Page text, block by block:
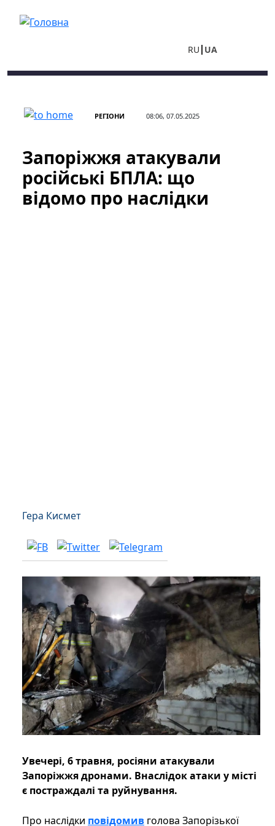
RU UA
РЕГІОНИ 08:06, 07.05.2025
Запоріжжя атакували
російські БПЛА: що
відомо про наслідки
Гера Кисмет
Увечері, 6 травня, росіяни атакували
Запоріжжя дронами. Внаслідок атаки у місті
є постраждалі та руйнування.
Про наслідки повідомив голова Запорізької